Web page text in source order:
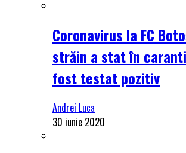
Coronavirus la FC
străin a stat în
fost testat pozitiv
Andrei Luca
30 iunie 2020